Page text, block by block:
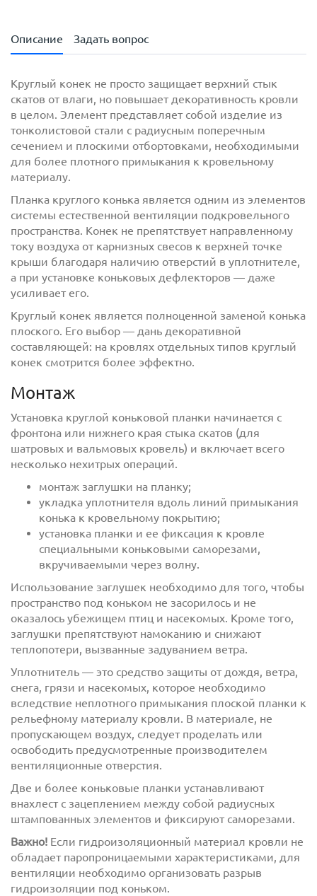
Описание Задать вопрос
с политикой обработки персональных данных
ознакомлен(-а) и даюсогласиена обработку
персональных данных
сполитикой конфиденциальностиознакомлен(-а)
и даю согласие
Отправить
Круглый конек не просто защищает верхний стык
скатов от влаги, но повышает декоративность кровли
в целом. Элемент представляет собой изделие из
тонколистовой стали с радиусным поперечным
сечением и плоскими отбортовками, необходимыми
для более плотного примыкания к кровельному
материалу.
Планка круглого конька является одним из элементов
системы естественной вентиляции подкровельного
пространства. Конек не препятствует направленному
току воздуха от карнизных свесов к верхней точке
крыши благодаря наличию отверстий в уплотнителе,
а при установке коньковых дефлекторов — даже
усиливает его.
Круглый конек является полноценной заменой конька
плоского. Его выбор — дань декоративной
составляющей: на кровлях отдельных типов круглый
конек смотрится более эффектно.
Монтаж
Установка круглой коньковой планки начинается с
фронтона или нижнего края стыка скатов (для
шатровых и вальмовых кровель) и включает всего
несколько нехитрых операций.
монтаж заглушки на планку;
укладка уплотнителя вдоль линий примыкания
конька к кровельному покрытию;
установка планки и ее фиксация к кровле
специальными коньковыми саморезами,
вкручиваемыми через волну.
Использование заглушек необходимо для того, чтобы
пространство под коньком не засорилось и не
оказалось убежищем птиц и насекомых. Кроме того,
заглушки препятствуют намоканию и снижают
теплопотери, вызванные задуванием ветра.
Уплотнитель — это средство защиты от дождя, ветра,
снега, грязи и насекомых, которое необходимо
вследствие неплотного примыкания плоской планки к
рельефному материалу кровли. В материале, не
пропускающем воздух, следует проделать или
освободить предусмотренные производителем
вентиляционные отверстия.
Две и более коньковые планки устанавливают
внахлест с зацеплением между собой радиусных
штампованных элементов и фиксируют саморезами.
Важно! Если гидроизоляционный материал кровли не
обладает паропроницаемыми характеристиками, для
вентиляции необходимо организовать разрыв
гидроизоляции под коньком.